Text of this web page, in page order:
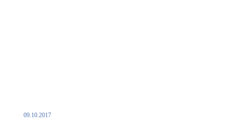
09.10.2017